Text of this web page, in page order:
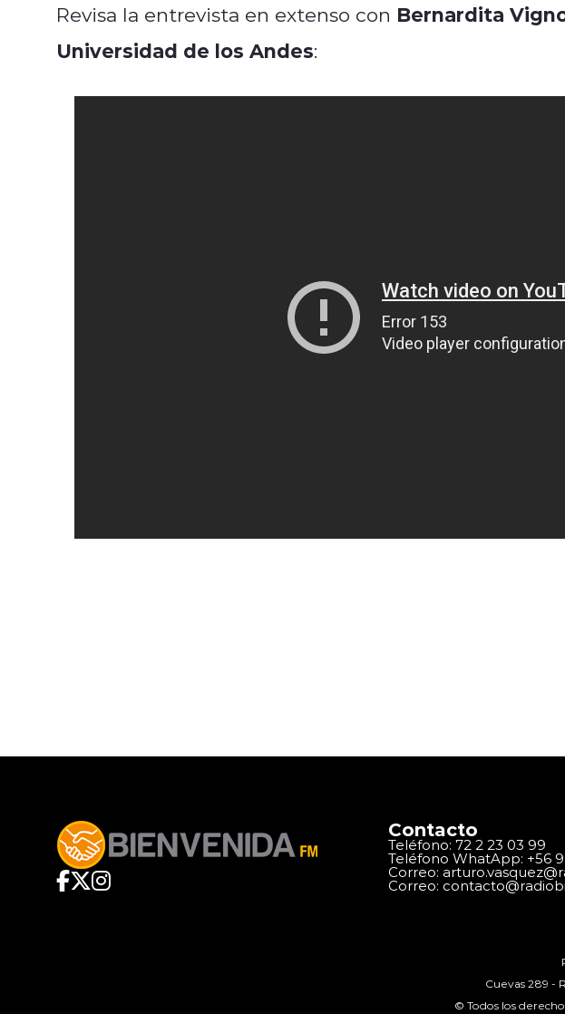
Revisa la entrevista en extenso con Bernardita
Universidad de los Andes:
Contacto
Teléfono: 72 2 23 03 99
Teléfono WhatApp: +56
Correo:
Correo:
Cuevas 289 -
© Todos los